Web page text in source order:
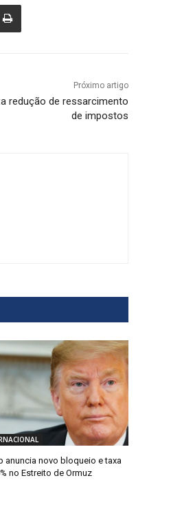
Próximo artigo
redução de ressarcimento
de impostos
anuncia novo bloqueio e taxa
no Estreito de Ormuz